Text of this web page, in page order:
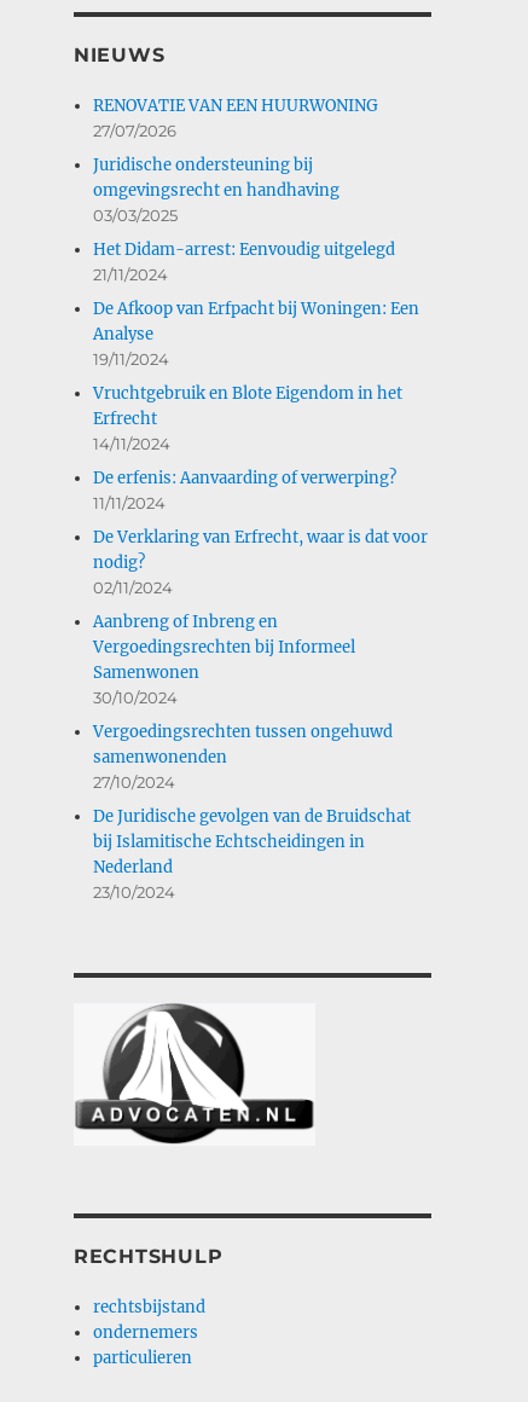
NIEUWS
RENOVATIE VAN EEN HUURWONING
27/07/2026
Juridische ondersteuning bij
omgevingsrecht en handhaving
03/03/2025
Het Didam-arrest: Eenvoudig uitgelegd
21/11/2024
De Afkoop van Erfpacht bij Woningen: Een
Analyse
19/11/2024
Vruchtgebruik en Blote Eigendom in het
Erfrecht
14/11/2024
De erfenis: Aanvaarding of verwerping?
11/11/2024
De Verklaring van Erfrecht, waar is dat voor
nodig?
02/11/2024
Aanbreng of Inbreng en
Vergoedingsrechten bij Informeel
Samenwonen
30/10/2024
Vergoedingsrechten tussen ongehuwd
samenwonenden
27/10/2024
De Juridische gevolgen van de Bruidschat
bij Islamitische Echtscheidingen in
Nederland
23/10/2024
RECHTSHULP
rechtsbijstand
ondernemers
particulieren